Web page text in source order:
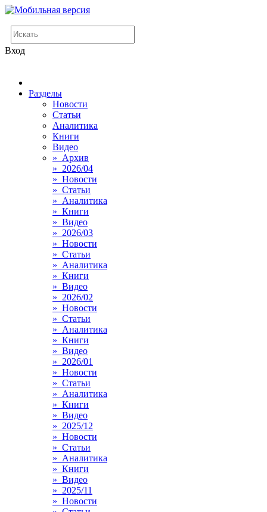
Вход
Разделы
Новости
Статьи
Аналитика
Книги
Видео
» Архив
» 2026/04
» Новости
» Статьи
» Аналитика
» Книги
» Видео
» 2026/03
» Новости
» Статьи
» Аналитика
» Книги
» Видео
» 2026/02
» Новости
» Статьи
» Аналитика
» Книги
» Видео
» 2026/01
» Новости
» Статьи
» Аналитика
» Книги
» Видео
» 2025/12
» Новости
» Статьи
» Аналитика
» Книги
» Видео
» 2025/11
» Новости